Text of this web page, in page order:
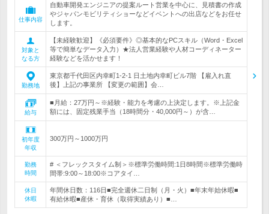
仕事内容
自動車開発エンジニアの提案ルート営業を中心に、見積書の作成
やジャパンモビリティショーなどイベントへの出店などをお任せ
します。
対象と
なる方
【未経験歓迎】《必須要件》◎基本的なPCスキル（Word・Excel
等で簡単なデータ入力）★法人営業経験や人材コーディネーター
経験などを活かせます！
勤務地
東京都千代田区内幸町1-2-1 日土地内幸町ビル7階 【雇入れ直
後】上記の事業所 【変更の範囲】会…
給与
■月給：27万円～※経験・能力を考慮の上決定します。※上記金
額には、固定残業手当（18時間分・40,000円～）が含…
初年度
年収
300万円～1000万円
勤務
時間
# ＜フレックスタイム制＞※標準労働時間:1日8時間※標準労働時
間帯:9:00～18:00※コアタイ…
休日
休暇
年間休日数：116日■完全週休二日制（月・火）■年末年始休暇■
有給休暇■産休・育休（取得実績あり）■…